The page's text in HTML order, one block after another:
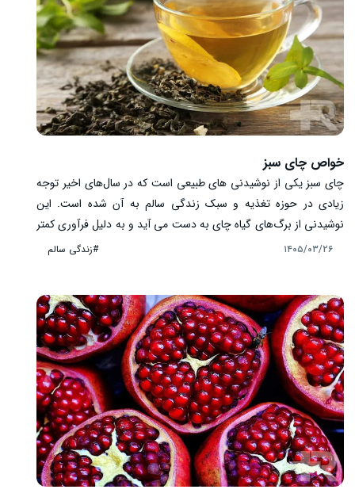
خواص چای سبز
چای سبز یکی از نوشیدنی‌ های طبیعی است که در سال‌های اخیر توجه
زیادی در حوزه تغذیه و سبک زندگی سالم به آن شده است. این
نوشیدنی از برگ‌های گیاه چای به دست می ‌آید و به دلیل فرآوری کمتر
نسبت به چای سیاه، ترکیبات فعال گیاهی بیشتری را در خود حفظ می‌
آن به عوامل مختلفی مانند مقدار مصرف، وضعیت بدنی و سبک زندگی
وابسته است.
۱۴۰۵/۰۳/۲۶ #زندگی سالم